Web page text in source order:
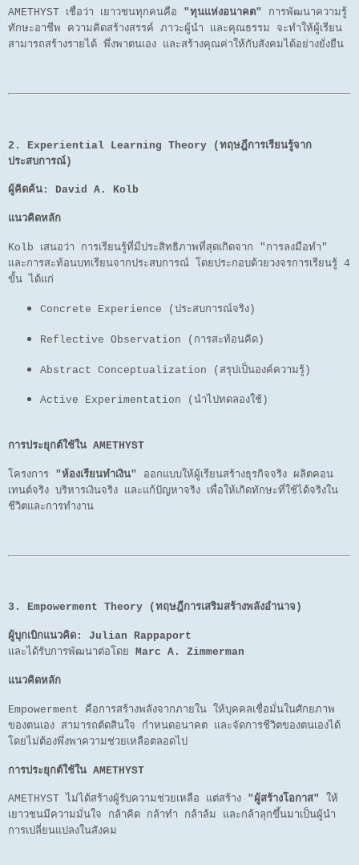
AMETHYST เชื่อว่า เยาวชนทุกคนคือ "ทุนแห่งอนาคต"
การพัฒนาความรู้
ทักษะอาชีพ ความคิดสร้างสรรค์ ภาวะผู้นำ และคุณธรรม จะทำให้ผู้เรียน
สามารถสร้างรายได้ พึ่งพาตนเอง และสร้างคุณค่าให้กับสังคมได้อย่างยั่งยืน
2. Experiential Learning Theory (ทฤษฎีการเรียนรู้จาก
ประสบการณ์)
ผู้คิดค้น: David A. Kolb
แนวคิดหลัก
Kolb เสนอว่า การเรียนรู้ที่มีประสิทธิภาพที่สุดเกิดจาก "การลงมือทำ"
และการสะท้อนบทเรียนจากประสบการณ์ โดยประกอบด้วยวงจรการเรียนรู้ 4
ขั้น ได้แก่
Concrete Experience (ประสบการณ์จริง)
Reflective Observation (การสะท้อนคิด)
Abstract Conceptualization (สรุปเป็นองค์ความรู้)
Active Experimentation (นำไปทดลองใช้)
การประยุกต์ใช้ใน AMETHYST
โครงการ "ห้องเรียนทำเงิน"
ออกแบบให้ผู้เรียนสร้างธุรกิจจริง ผลิตคอน
เทนต์จริง บริหารเงินจริง และแก้ปัญหาจริง เพื่อให้เกิดทักษะที่ใช้ได้จริงใน
ชีวิตและการทำงาน
3. Empowerment Theory (ทฤษฎีการเสริมสร้างพลังอำนาจ)
ผู้บุกเบิกแนวคิด:
Julian Rappaport
และได้รับการพัฒนาต่อโดย Marc A. Zimmerman
แนวคิดหลัก
Empowerment คือการสร้างพลังจากภายใน ให้บุคคลเชื่อมั่นในศักยภาพ
ของตนเอง สามารถตัดสินใจ กำหนดอนาคต และจัดการชีวิตของตนเองได้
โดยไม่ต้องพึ่งพาความช่วยเหลือตลอดไป
การประยุกต์ใช้ใน AMETHYST
AMETHYST ไม่ได้สร้างผู้รับความช่วยเหลือ แต่สร้าง "ผู้สร้างโอกาส"
ให้
เยาวชนมีความมั่นใจ กล้าคิด กล้าทำ กล้าล้ม และกล้าลุกขึ้นมาเป็นผู้นำ
การเปลี่ยนแปลงในสังคม